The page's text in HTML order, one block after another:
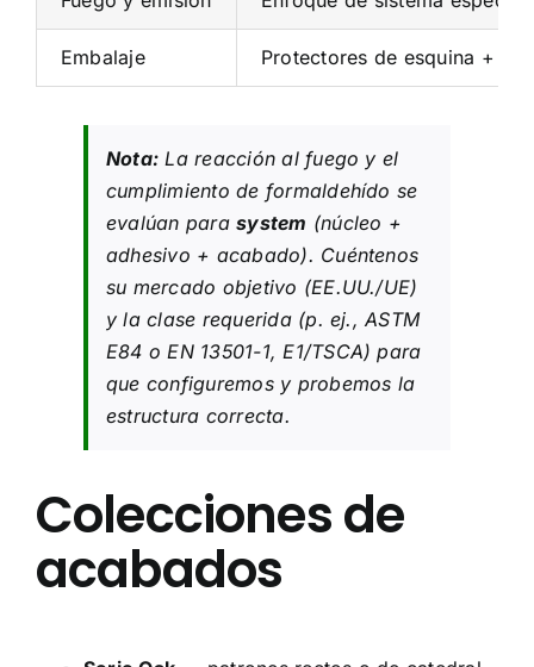
Embalaje Protectores de esquina +
Nota: La reacción al fuego y el
cumplimiento de formaldehído se
evalúan parasystem (núcleo +
adhesivo + acabado). Cuéntenos
su mercado objetivo (EE.UU./UE)
y la clase requerida (p. ej., ASTM
E84 o EN 13501-1, E1/TSCA) para
que configuremos y probemos la
estructura correcta.
Colecciones de
acabados